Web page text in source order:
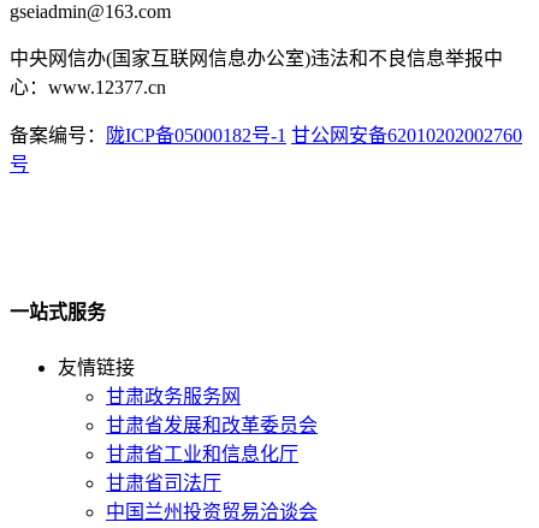
gseiadmin@163.com
中央网信办(国家互联网信息办公室)违法和不良信息举报中
心：www.12377.cn
备案编号： 陇ICP备05000182号-1 甘公网安备62010202002760
号
一站式服务
友情链接
甘肃政务服务网
甘肃省发展和改革委员会
甘肃省工业和信息化厅
甘肃省司法厅
中国兰州投资贸易洽谈会